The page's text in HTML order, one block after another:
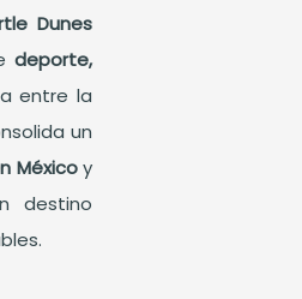
Dunes
deporte,
entre la
un
Méxicoy
destino